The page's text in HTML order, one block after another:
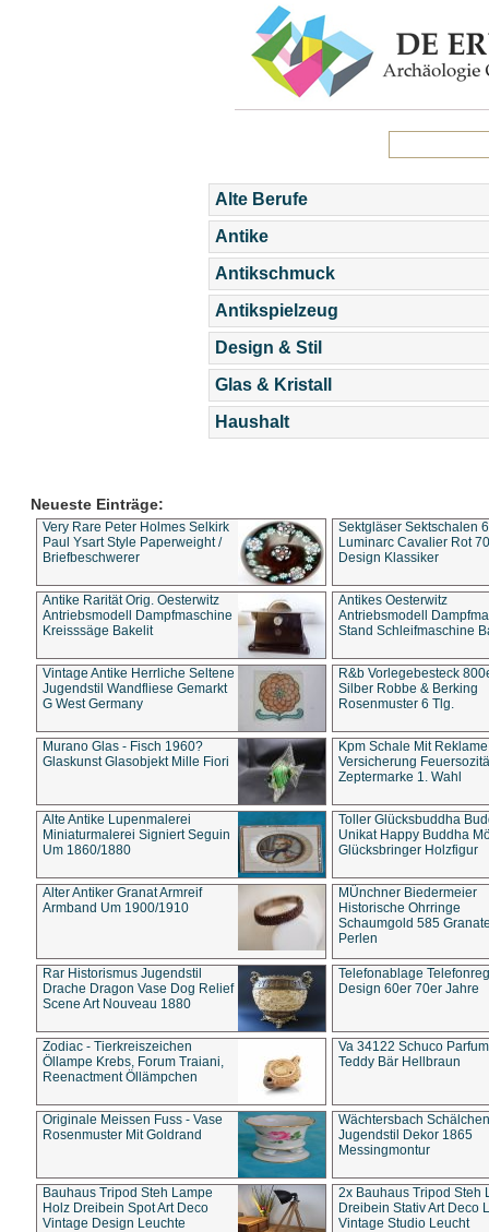
Alte Berufe
Antike
Antikschmuck
Antikspielzeug
Design & Stil
Glas & Kristall
Haushalt
Neueste Einträge:
Very Rare Peter Holmes Selkirk
Paul Ysart Style Paperweight /
Briefbeschwerer
Sektgläser Sektschalen
Luminarc Cavalier Rot
Design Klassiker
Antike Rarität Orig. Oesterwitz
Antriebsmodell Dampfmaschine
Kreisssäge Bakelit
Antikes Oesterwitz
Antriebsmodell
Stand Schleifmaschine
Vintage Antike Herrliche Seltene
Jugendstil Wandfliese Gemarkt
G West Germany
R&b Vorlegebesteck
Silber Robbe & Berking
Rosenmuster 6 Tlg.
Murano Glas - Fisch 1960?
Glaskunst Glasobjekt Mille Fiori
Kpm Schale Mit Reklame
Versicherung
Zeptermarke 1. Wahl
Alte Antike Lupenmalerei
Miniaturmalerei Signiert Seguin
Um 1860/1880
Toller Glücksbuddha
Unikat Happy Buddha
Glücksbringer Holzfigur
Alter Antiker Granat Armreif
Armband Um 1900/1910
MÜnchner Biedermeier
Historische Ohrringe
Schaumgold 585
Perlen
Rar Historismus Jugendstil
Drache Dragon Vase Dog Relief
Scene Art Nouveau 1880
Telefonablage
Design 60er 70er Jahre
Zodiac - Tierkreiszeichen
Öllampe Krebs, Forum Traiani,
Reenactment Öllämpchen
Va 34122 Schuco
Teddy Bär Hellbraun
Originale Meissen Fuss - Vase
Rosenmuster Mit Goldrand
Wächtersbach Schälchen
Jugendstil Dekor 1865
Messingmontur
Bauhaus Tripod Steh Lampe
Holz Dreibein Spot Art Deco
Vintage Design Leuchte
2x Bauhaus Tripod Steh
Dreibein Stativ Art Deco
Vintage Studio Leucht